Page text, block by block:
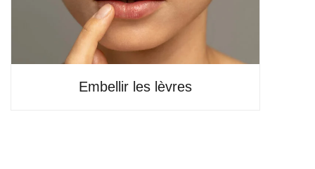
Embellir les lèvres